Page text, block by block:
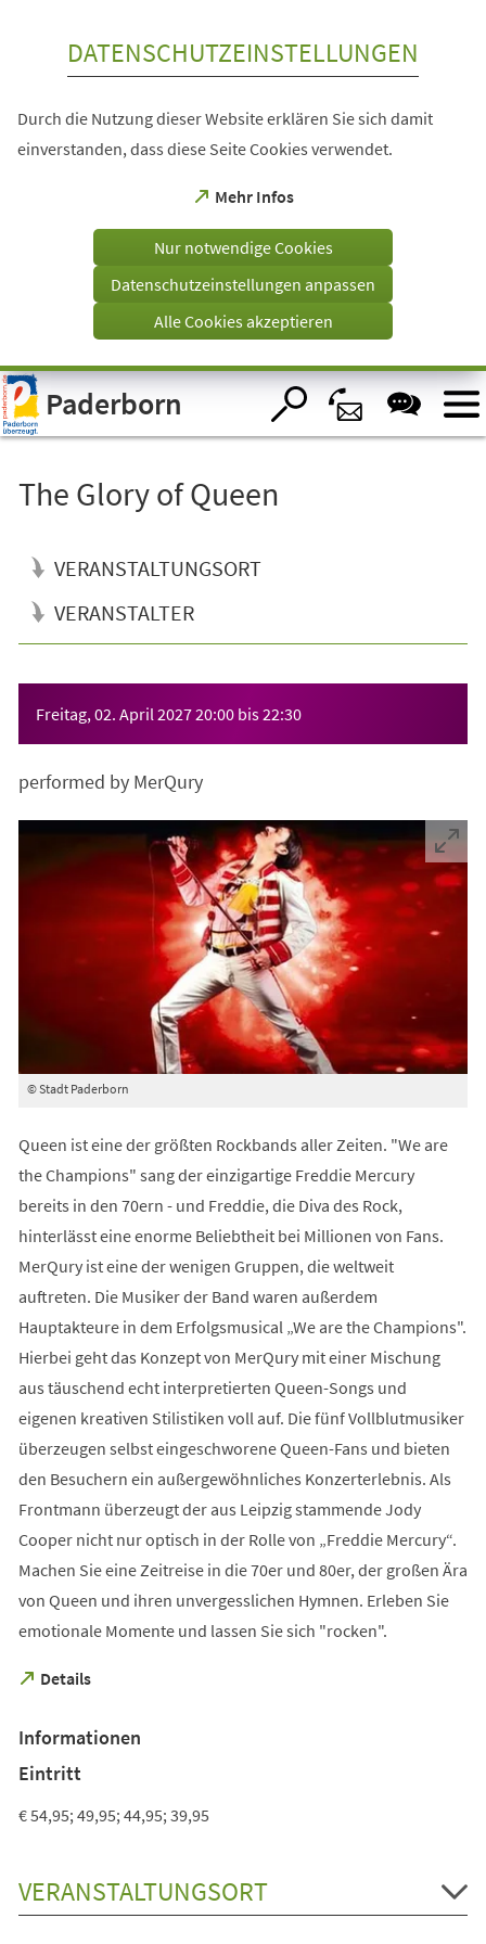
Visuelle
Assistenzsoftware
öffnen.
DATENSCHUTZEINSTELLUNGEN
Durch die Nutzung dieser Website erklären Sie sich damit
einverstanden, dass diese Seite Cookies verwendet.
Mehr Infos
(Öffnet
einem
Tab)
Nur notwendige Cookies
Datenschutzeinstellungen anpassen
Alle Cookies akzeptieren
Paderborn
The Glory of Queen
VERANSTALTUNGSORT
VERANSTALTER
Freitag, 02. April 202720:00 bis22:30
performed by MerQury
© Stadt Paderborn
Queen ist eine der größten Rockbands aller Zeiten. "We are
the Champions" sang der einzigartige Freddie Mercury
bereits in den 70ern - und Freddie, die Diva des Rock,
hinterlässt eine enorme Beliebtheit bei Millionen von Fans.
MerQury ist eine der wenigen Gruppen, die weltweit
auftreten. Die Musiker der Band waren außerdem
Hauptakteure in dem Erfolgsmusical „We are the Champions".
Hierbei geht das Konzept von MerQury mit einer Mischung
aus täuschend echt interpretierten Queen-Songs und
eigenen kreativen Stilistiken voll auf. Die fünf Vollblutmusiker
überzeugen selbst eingeschworene Queen-Fans und bieten
den Besuchern ein außergewöhnliches Konzerterlebnis. Als
Frontmann überzeugt der aus Leipzig stammende Jody
Cooper nicht nur optisch in der Rolle von „Freddie Mercury“.
Machen Sie eine Zeitreise in die 70er und 80er, der großen Ära
von Queen und ihren unvergesslichen Hymnen. Erleben Sie
emotionale Momente und lassen Sie sich "rocken".
Details
(Öffnet
neuen
Tab)
Informationen
Eintritt
€ 54,95; 49,95; 44,95; 39,95
VERANSTALTUNGSORT